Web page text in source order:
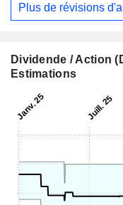
Plus de révisions
Dividende / Action
Estimations